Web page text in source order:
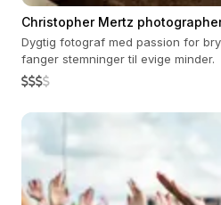
Christopher Mertz
Dygtig fotograf med passion for
fanger stemninger til evige minder.